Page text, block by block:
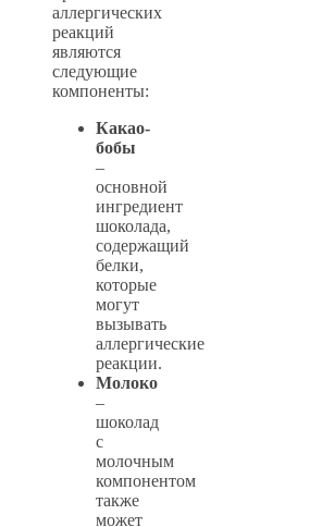
аллергических
реакций
являются
следующие
компоненты:
Какао-
бобы
–
основной
ингредиент
шоколада,
содержащий
белки,
которые
могут
вызывать
аллергические
реакции.
Молоко
–
шоколад
с
молочным
компонентом
также
может